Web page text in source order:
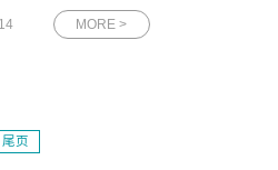
网思科技管理层合影会上，网思科
MORE >
尾页